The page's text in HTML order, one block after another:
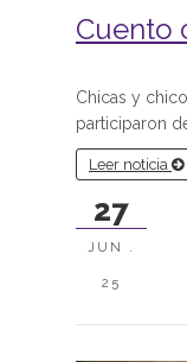
Cuento
Chicas y
participaron
Leer noticia
27
JUN .
25